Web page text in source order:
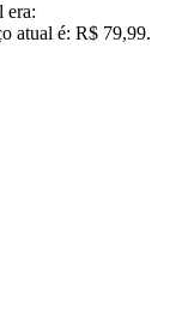
era:
atual é: R$ 79,99.